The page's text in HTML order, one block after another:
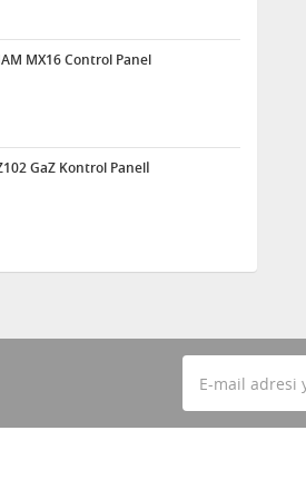
MX16 Control Panel
GaZ Kontrol Panelİ